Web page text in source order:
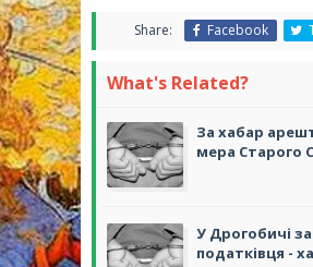
Share: Facebook
What's Related?
За хабар
мера Старого
У Дрогобичі
податківця -